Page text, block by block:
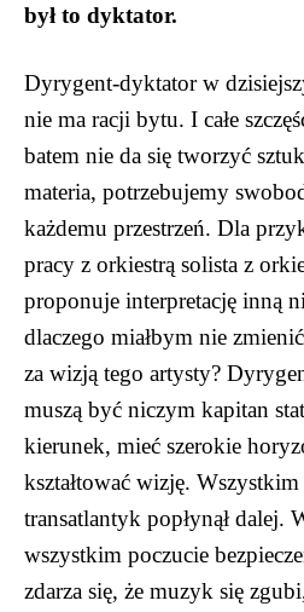
był to dyktator.
Dyrygent-dyktator w
nie ma racji bytu. I całe
batem nie da się tworzyć
materia, potrzebujemy
każdemu przestrzeń. Dla
pracy z orkiestrą solista z
proponuje interpretację inną
dlaczego miałbym nie
za wizją tego artysty?
muszą być niczym kapitan
kierunek, mieć szerokie
kształtować wizję.
transatlantyk popłynął dalej.
wszystkim poczucie
zdarza się, że muzyk się